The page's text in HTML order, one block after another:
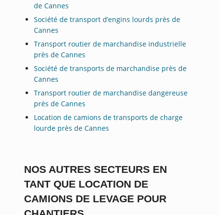
de Cannes
Société de transport d’engins lourds près de
Cannes
Transport routier de marchandise industrielle
près de Cannes
Société de transports de marchandise près de
Cannes
Transport routier de marchandise dangereuse
près de Cannes
Location de camions de transports de charge
lourde près de Cannes
NOS AUTRES SECTEURS EN
TANT QUE LOCATION DE
CAMIONS DE LEVAGE POUR